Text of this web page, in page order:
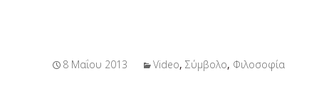
8 Μαΐου 2013 Video, Σύμβολο, Φιλοσοφία